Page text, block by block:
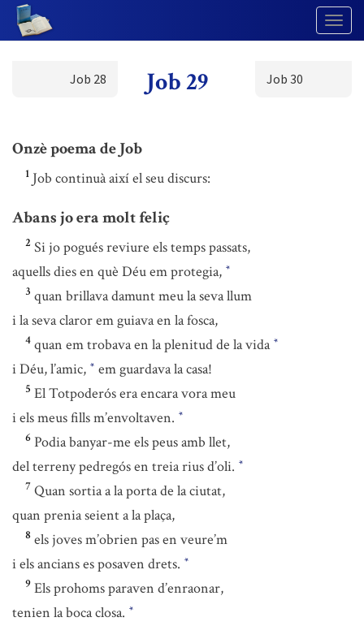
Job 28 Job 29 Job 30
Onzè poema de Job
1 Job continuà així el seu discurs:
Abans jo era molt feliç
2 Si jo pogués reviure els temps passats,
aquells dies en què Déu em protegia, *
3 quan brillava damunt meu la seva llum
i la seva claror em guiava en la fosca,
4 quan em trobava en la plenitud de la vida *
i Déu, l’amic, * em guardava la casa!
5 El Totpoderós era encara vora meu
i els meus fills m’envoltaven. *
6 Podia banyar-me els peus amb llet,
del terreny pedregós en treia rius d’oli. *
7 Quan sortia a la porta de la ciutat,
quan prenia seient a la plaça,
8 els joves m’obrien pas en veure’m
i els ancians es posaven drets. *
9 Els prohoms paraven d’enraonar,
tenien la boca closa. *